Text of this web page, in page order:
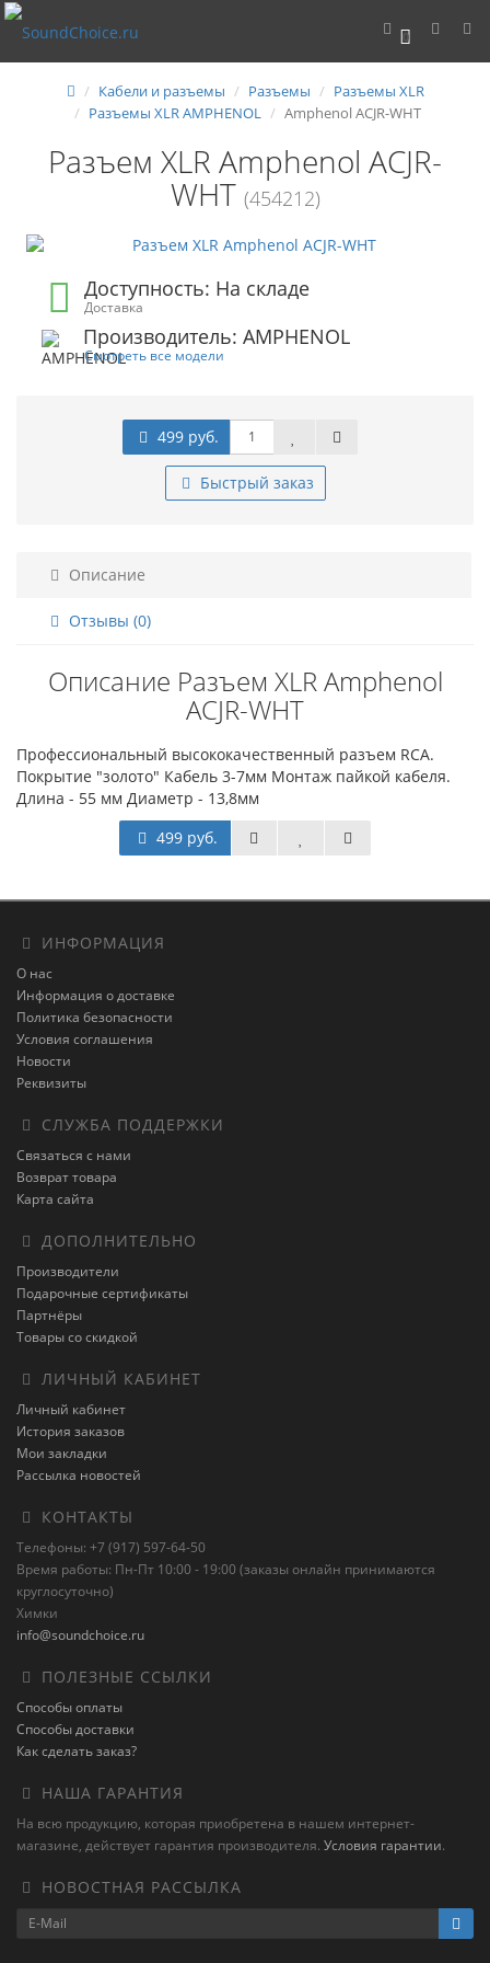
0
Кабели и разъемы Разъемы
Разъемы XLR
Разъемы XLR AMPHENOL
Amphenol ACJR-WHT
Разъем XLR Amphenol ACJR-
WHT (454212)
Доступность: На складе
Доставка
Производитель: AMPHENOL
Смотреть все модели
499 руб.
Быстрый заказ
Описание
Отзывы (0)
Описание Разъем XLR Amphenol
ACJR-WHT
Профессиональный высококачественный разъем RCA.
Покрытие "золото" Кабель 3-7мм Монтаж пайкой кабеля.
Длина - 55 мм Диаметр - 13,8мм
499 руб.
ИНФОРМАЦИЯ
О нас
Информация о доставке
Политика безопасности
Условия соглашения
Новости
Реквизиты
СЛУЖБА ПОДДЕРЖКИ
Связаться с нами
Возврат товара
Карта сайта
ДОПОЛНИТЕЛЬНО
Производители
Подарочные сертификаты
Партнёры
Товары со скидкой
ЛИЧНЫЙ КАБИНЕТ
Личный кабинет
История заказов
Мои закладки
Рассылка новостей
КОНТАКТЫ
Телефоны: +7 (917) 597-64-50
Время работы: Пн-Пт 10:00 - 19:00 (заказы онлайн принимаются
круглосуточно)
Химки
info@soundchoice.ru
ПОЛЕЗНЫЕ ССЫЛКИ
Способы оплаты
Способы доставки
Как сделать заказ?
НАША ГАРАНТИЯ
На всю продукцию, которая приобретена в нашем интернет-
магазине, действует гарантия производителя. Условия гарантии.
НОВОСТНАЯ РАССЫЛКА